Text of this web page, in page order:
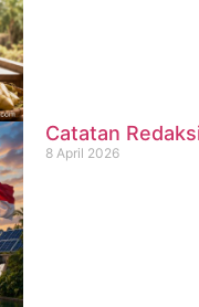
Catatan
8 April 2026